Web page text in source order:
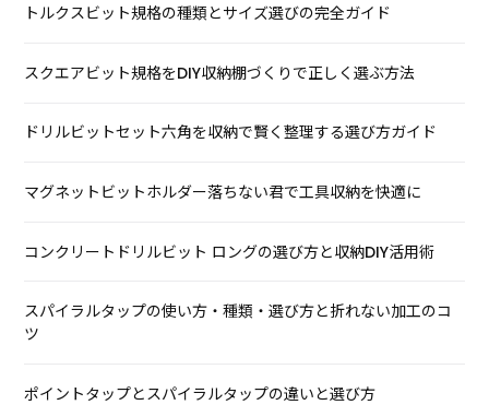
トルクスビット規格の種類とサイズ選びの完全ガイド
スクエアビット規格をDIY収納棚づくりで正しく選ぶ方法
ドリルビットセット六角を収納で賢く整理する選び方ガイド
マグネットビットホルダー落ちない君で工具収納を快適に
コンクリートドリルビット ロングの選び方と収納DIY活用術
スパイラルタップの使い方・種類・選び方と折れない加工のコ
ツ
ポイントタップとスパイラルタップの違いと選び方